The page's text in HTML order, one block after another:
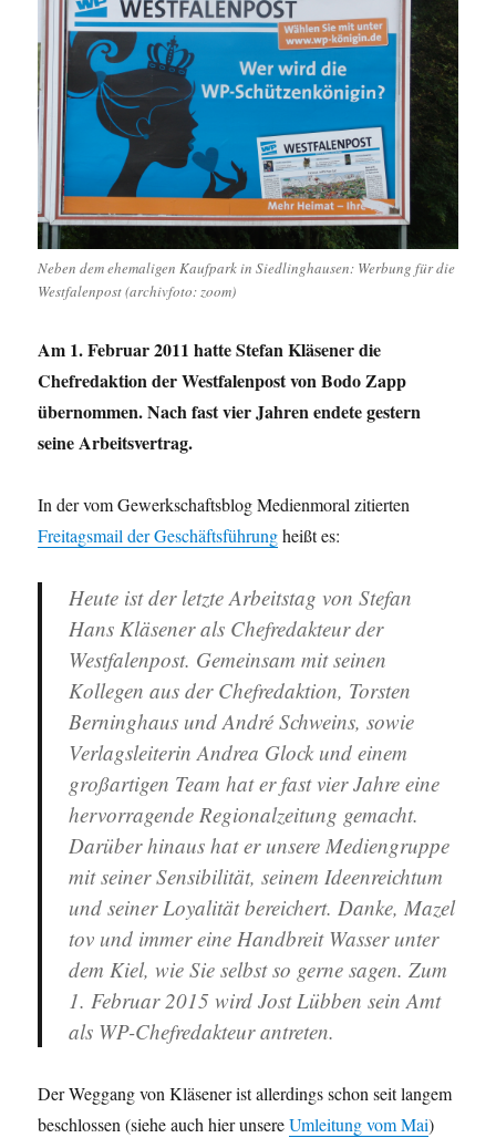
Neben dem ehemaligen Kaufpark in Siedlinghausen: Werbung für die
Westfalenpost (archivfoto: zoom)
Am 1. Februar 2011 hatte Stefan Kläsener die
Chefredaktion der Westfalenpost von Bodo Zapp
übernommen. Nach fast vier Jahren endete gestern
seine Arbeitsvertrag.
In der vom Gewerkschaftsblog Medienmoral zitierten
Freitagsmail der Geschäftsführungheißt es:
Heute ist der letzte Arbeitstag von Stefan
Hans Kläsener als Chefredakteur der
Westfalenpost. Gemeinsam mit seinen
Kollegen aus der Chefredaktion, Torsten
Berninghaus und André Schweins, sowie
Verlagsleiterin Andrea Glock und einem
großartigen Team hat er fast vier Jahre eine
hervorragende Regionalzeitung gemacht.
Darüber hinaus hat er unsere Mediengruppe
mit seiner Sensibilität, seinem Ideenreichtum
und seiner Loyalität bereichert. Danke, Mazel
tov und immer eine Handbreit Wasser unter
dem Kiel, wie Sie selbst so gerne sagen. Zum
1. Februar 2015 wird Jost Lübben sein Amt
als WP-Chefredakteur antreten.
Der Weggang von Kläsener ist allerdings schon seit langem
beschlossen (siehe auch hier unsereUmleitung vom Mai)